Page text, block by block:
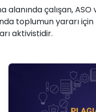
çalışan,
toplumun yararı
aktivistidir.